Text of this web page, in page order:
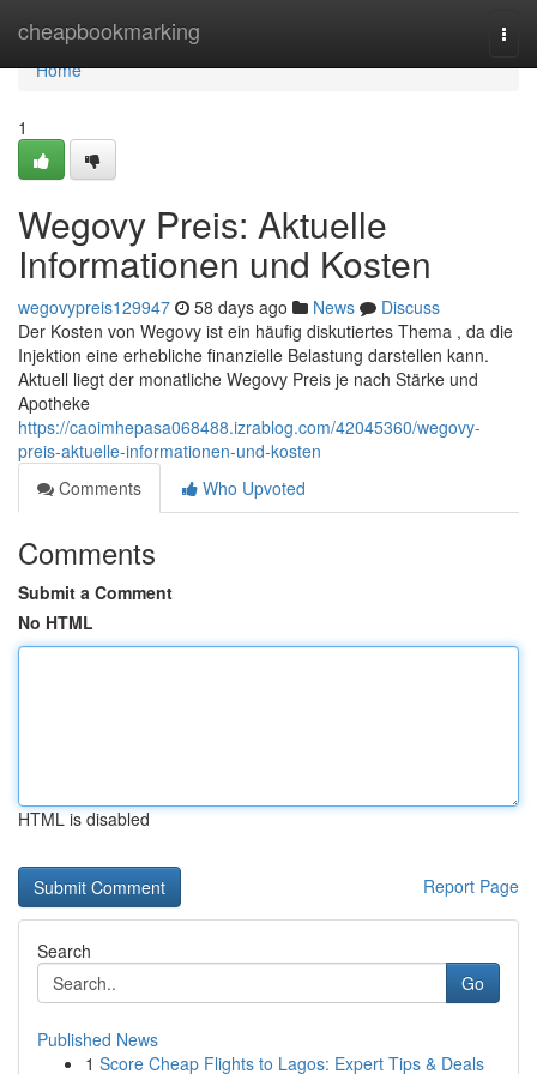
cheapbookmarking
Home
Home
1
Wegovy Preis: Aktuelle
Informationen und Kosten
wegovypreis129947 58 days ago News
Discuss
Der Kosten von Wegovy ist ein häufig diskutiertes Thema , da die
Injektion eine erhebliche finanzielle Belastung darstellen kann.
Aktuell liegt der monatliche Wegovy Preis je nach Stärke und
Apotheke
https://caoimhepasa068488.izrablog.com/42045360/wegovy-
preis-aktuelle-informationen-und-kosten
Comments
Who Upvoted
Comments
Submit a Comment
No HTML
HTML is disabled
Report Page
Search
Go
Published News
1 Score Cheap Flights to Lagos: Expert Tips & Deals